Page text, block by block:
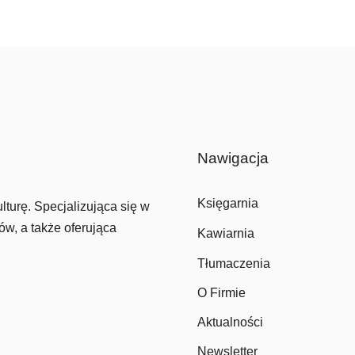
Specjalizująca się w
a także oferująca
Nawigacja
Księgarnia
Kawiarnia
Tłumaczenia
O Firmie
Aktualności
Newsletter